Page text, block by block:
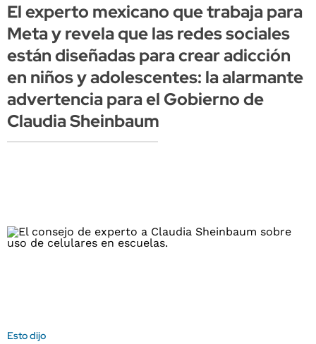
El experto mexicano que trabaja para
Meta y revela que las redes sociales
están diseñadas para crear adicción
en niños y adolescentes: la alarmante
advertencia para el Gobierno de
Claudia Sheinbaum
Esto dijo